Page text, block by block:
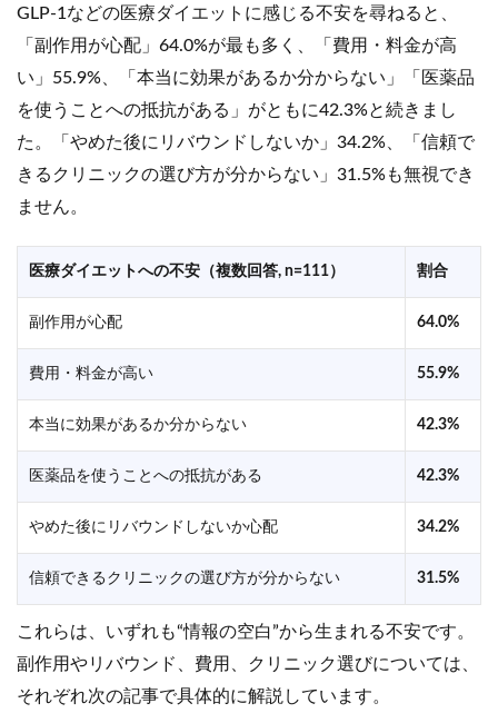
GLP-1などの医療ダイエットに感じる不安を尋ねると、
「副作用が心配」64.0%が最も多く、「費用・料金が高
い」55.9%、「本当に効果があるか分からない」「医薬品
を使うことへの抵抗がある」がともに42.3%と続きまし
た。「やめた後にリバウンドしないか」34.2%、「信頼で
きるクリニックの選び方が分からない」31.5%も無視でき
ません。
医療ダイエットへの不安（複数回答, n=111） 割合
副作用が心配 64.0%
費用・料金が高い 55.9%
本当に効果があるか分からない 42.3%
医薬品を使うことへの抵抗がある 42.3%
やめた後にリバウンドしないか心配 34.2%
信頼できるクリニックの選び方が分からない 31.5%
これらは、いずれも“情報の空白”から生まれる不安です。
副作用やリバウンド、費用、クリニック選びについては、
それぞれ次の記事で具体的に解説しています。